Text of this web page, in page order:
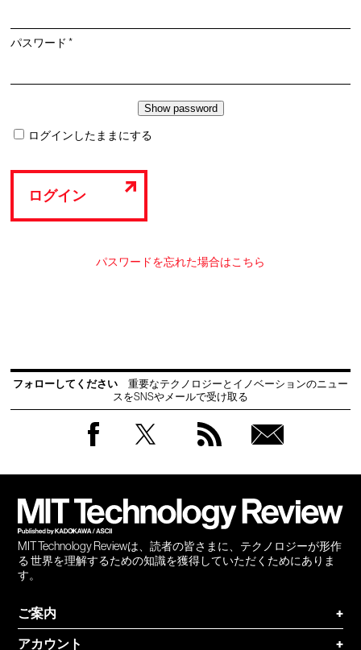
パスワード*必
ログインしたままにする
ログイン
パスワードを忘れた場合はこちら
フォローしてください
重要なテクノロジーとイノベーションのニュー
スをSNSやメールで受け取る
MIT Technology Reviewは、読者の皆さまに、テクノロジーが形作
る 世界を理解するための知識を獲得していただくためにありま
す。
ご案内
+
アカウント
+